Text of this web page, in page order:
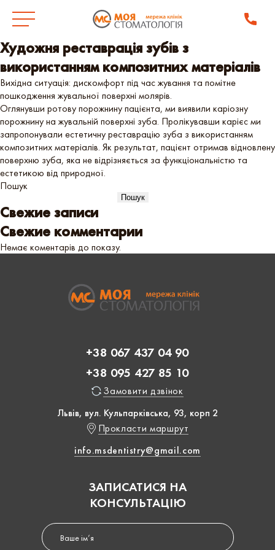
Художня реставрація зубів з
використанням композитних матеріалів
Вихідна ситуація: дискомфорт під час жування та помітне
пошкодження жувальної поверхні молярів.
Оглянувши ротову порожнину пацієнта, ми виявили каріозну
порожнину на жувальній поверхні зуба. Пролікувавши карієс ми
запропонували естетичну реставрацію зуба з використанням
композитних матеріалів. Як результат, пацієнт отримав відновлену
поверхню зуба, яка не відрізняється за функціональністю та
естетикою від природної.
Пошук
Пошук
Свежие записи
Свежие комментарии
Немає коментарів до показу.
+38 067 437 04 90
+38 095 427 85 10
Замовити дзвінок
Львів, вул. Кульпарківська, 93, корп 2
Прокласти маршрут
info.msdentistry@gmail.com
ЗАПИСАТИСЯ НА
КОНСУЛЬТАЦІЮ